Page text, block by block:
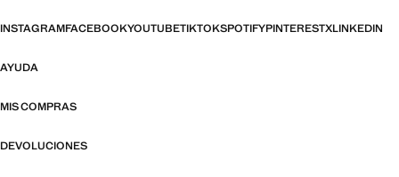
INSTAGRAMFACEBOOKYOUTUBETIKTOKSPOTIFYPINTERESTXLINKEDIN
AYUDA
MIS COMPRAS
DEVOLUCIONES